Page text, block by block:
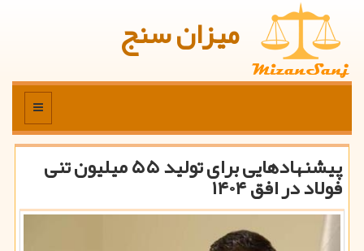
میزان سنج
منو
پیشنهادهایی برای تولید ۵۵ میلیون تنی
فولاد در افق ۱۴۰۴